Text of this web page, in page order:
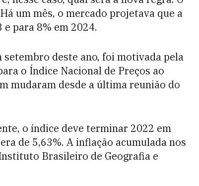
um mês, o mercado projetava que a
para 8% em 2024.
deste ano, foi motivada pela
o Índice Nacional de Preços ao
mudaram desde a última reunião do
o índice deve terminar 2022 em
de 5,63%. A inflação acumulada nos
Brasileiro de Geografia e